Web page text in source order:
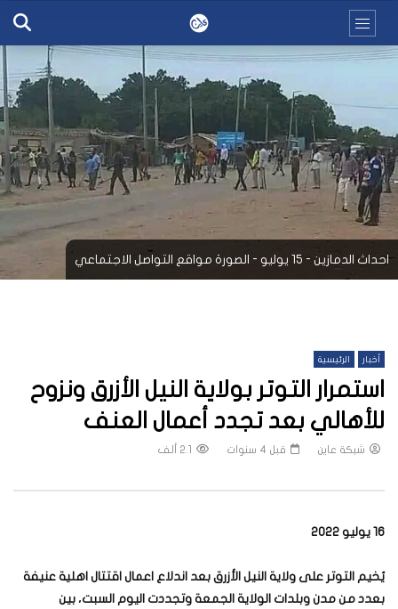
احداث الدمازين - 15 يوليو - الصورة مواقع التواصل الاجتماعي
أخبار الرئيسية
استمرار التوتر بولاية النيل الأزرق ونزوح
للأهالي بعد تجدد أعمال العنف
شبكة عاين قبل 4 سنوات 2.1 ألف
16 يوليو 2022
يُخيم التوتر على ولاية النيل الأزرق بعد اندلاع اعمال اقتتال اهلية عنيفة
بعدد من مدن وبلدات الولاية الجمعة وتجددت اليوم السبت، بين